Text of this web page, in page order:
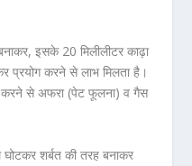
इसके 20 मिलीलीटर काढ़ा
प्रयोग करने से लाभ मिलता है।
से अफरा (पेट फूलना) व गैस
शर्बत की तरह बनाकर